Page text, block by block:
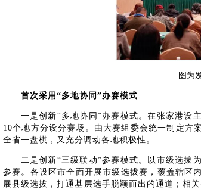
图为
首次采用 “多地协同”办赛模式
一是创新“多地协同”办赛模式。在张家港设
10个地方分设分赛场。由大赛组委会统一制定方
全省一盘棋，又充分调动各地积极性。
二是创新“三级联动”参赛模式。以市级选拔
参赛。各设区市全面开展市级选拔赛，覆盖辖区
展县级选拔，打通基层选手脱颖而出的通道；相